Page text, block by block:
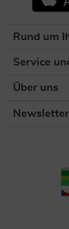
Rund um
Service
Über uns
Newsletter